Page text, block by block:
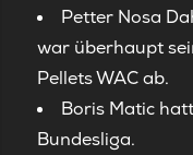
Petter Nosa
war überhaupt
Pellets WAC ab.
Boris Matic
Bundesliga.